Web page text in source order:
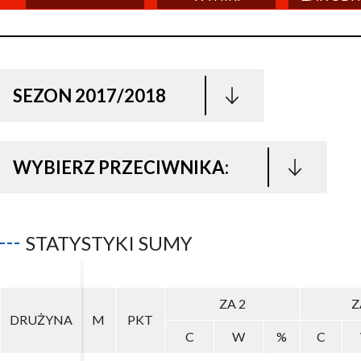
SEZON 2017/2018
WYBIERZ PRZECIWNIKA:
STATYSTYKI SUMY
DRUŻYNA M PKT
ZA 2
C
W % C
DRUŻYNA M PKT
ZA 2
C
W % C